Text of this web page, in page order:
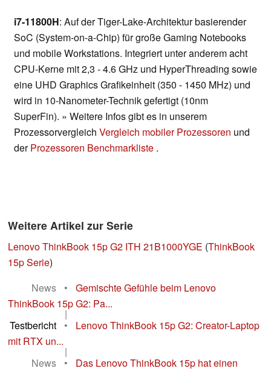
i7-11800H: Auf der Tiger-Lake-Architektur basierender
SoC (System-on-a-Chip) für große Gaming Notebooks
und mobile Workstations. Integriert unter anderem acht
CPU-Kerne mit 2,3 - 4.6 GHz und HyperThreading sowie
eine UHD Graphics Grafikeinheit (350 - 1450 MHz) und
wird in 10-Nanometer-Technik gefertigt (10nm
SuperFin). » Weitere Infos gibt es in unserem
Prozessorvergleich Vergleich mobiler Prozessoren und
derProzessoren Benchmarkliste .
Weitere Artikel zur Serie
Lenovo ThinkBook 15p G2 ITH 21B1000YGE (ThinkBook
15p Serie)
News
•
Gemischte Gefühle beim Lenovo
ThinkBook 15p G2: Pa...
|
Testbericht
•
Lenovo ThinkBook 15p G2: Creator-Laptop
mit RTX un...
|
News
•
Das Lenovo ThinkBook 15p hat einen